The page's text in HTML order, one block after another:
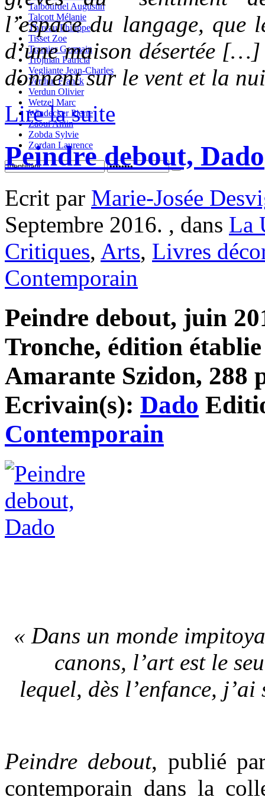
Talbourdel Augustin
Talcott Mélanie
Thireau Philippe
Tisset Zoe
Tramier Germain
Trojman Patricia
Vegliante Jean-Charles
Verdun Franck
Verdun Olivier
Wetzel Marc
Windecker Pierre
Zaoui Amin
Zobda Sylvie
Zordan Laurence
l’espace du langage, que
d’une maison désertée
donnent sur le vent et la
Lire la suite
Peindre debout, Dado
Ecrit par Marie-Josée
Septembre 2016. , dans La
Critiques, Arts, Livres
Contemporain
Peindre debout, juin
Tronche, édition
Amarante Szidon, 288
Ecrivain(s): Dado
Contemporain
« Dans un monde
canons, l’art est le
lequel, dès l’enfance, j’ai
Peindre debout, publié
contemporain dans la